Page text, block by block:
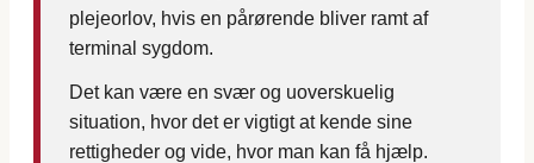
plejeorlov, hvis en pårørende bliver ramt af
terminal sygdom.
Det kan være en svær og uoverskuelig
situation, hvor det er vigtigt at kende sine
rettigheder og vide, hvor man kan få hjælp.